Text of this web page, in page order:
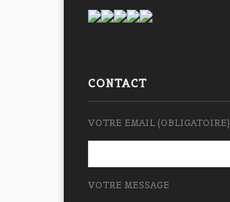
CONTACT
VOTRE EMAIL (OBLIGATOIRE)
VOTRE MESSAGE